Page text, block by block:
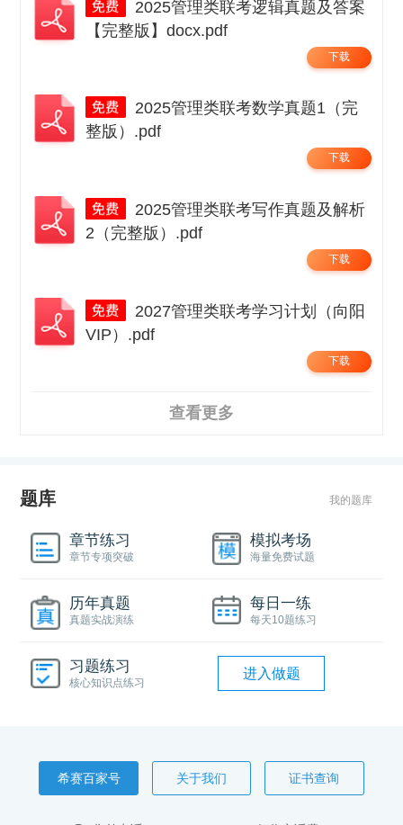
【完整版】docx.pdf
下载
整版）.pdf
下载
2（完整版）.pdf
下载
VIP）.pdf
下载
查看更多
题库 我的题库
章节练习
章节专项突破
模拟考场
海量免费试题
历年真题
真题实战演练
每日一练
每天10题练习
习题练习
核心知识点练习
进入做题
希赛百家号 关于我们 证书查询